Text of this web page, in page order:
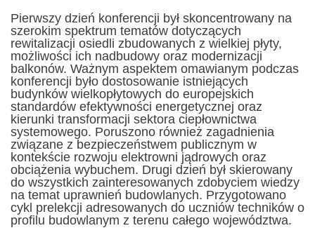
Pierwszy dzień konferencji był skoncentrowany na
szerokim spektrum tematów dotyczących
rewitalizacji osiedli zbudowanych z wielkiej płyty,
możliwości ich nadbudowy oraz modernizacji
balkonów. Ważnym aspektem omawianym podczas
konferencji było dostosowanie istniejących
budynków wielkopłytowych do europejskich
standardów efektywności energetycznej oraz
kierunki transformacji sektora ciepłownictwa
systemowego. Poruszono również zagadnienia
związane z bezpieczeństwem publicznym w
kontekście rozwoju elektrowni jądrowych oraz
obciążenia wybuchem. Drugi dzień był skierowany
do wszystkich zainteresowanych zdobyciem wiedzy
na temat uprawnień budowlanych. Przygotowano
cykl prelekcji adresowanych do uczniów techników o
profilu budowlanym z terenu całego województwa.